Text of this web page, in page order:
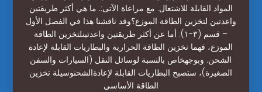
المواد القابلة للاشتعال. مع مراعاة الآتى:. ما هي أكثر طريقتين
واعدتين لتخزين الطاقة الموزع؟وقد ناقشنا هذا في الفصل الأول
– قسم (٣-١). أما عن أكثر طريقتين واعدتينلتخزين الطاقة
الموزع، فهما تخزين الطاقة الحرارية والبطاريات القابلة لإعادة
الشحن. وبوجهخاص بالنسبة لوسائل النقل (السيارات والسفن
الصغيرة)، ستصبح البطاريات القابلة لإعادةالشحنوسيلة تخزين
الطاقة الأساسي